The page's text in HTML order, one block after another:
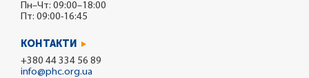
Пн–Чт: 09:00–18:00
Пт: 09:00-16:45
КОНТАКТИ
+380 44 334 56 89
info@phc.org.ua